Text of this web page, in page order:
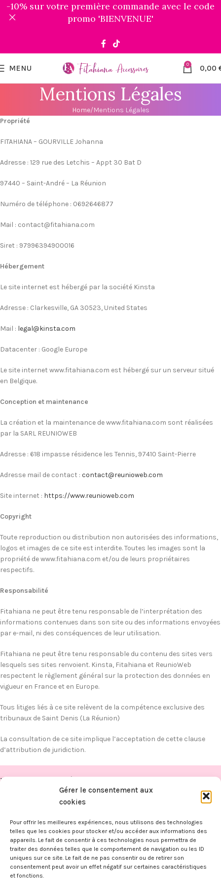
Gérer le consentement aux
cookies
Pour offrir les meilleures expériences, nous utilisons des technologies
telles que les cookies pour stocker et/ou accéder aux informations des
appareils. Le fait de consentir à ces technologies nous permettra de
traiter des données telles que le comportement de navigation ou les ID
uniques sur ce site. Le fait de ne pas consentir ou de retirer son
consentement peut avoir un effet négatif sur certaines caractéristiques
et fonctions.
MENU 0 0,00
Mentions Légales
Home Mentions Légales
Propriété
FITAHIANA – GOURVILLE Johanna
Adresse : 129 rue des Letchis – Appt 30 Bat D
97440 – Saint-André – La Réunion
Numéro de téléphone : 0692646877
Mail : contact@fitahiana.com
Siret : 97996394900016
Hébergement
Le site internet est hébergé par la société Kinsta
Adresse : Clarkesville, GA 30523, United States
Mail : legal@kinsta.com
Datacenter : Google Europe
Le site internet www.fitahiana.com est hébergé sur un serveur situé
en Belgique.
Conception et maintenance
La création et la maintenance de www.fitahiana.com sont réalisées
par la SARL REUNIOWEB
Adresse : 618 impasse résidence les Tennis, 97410 Saint-Pierre
Adresse mail de contact : contact@reunioweb.com
Site internet : https://www.reunioweb.com
Copyright
Toute reproduction ou distribution non autorisées des informations,
logos et images de ce site est interdite. Toutes les images sont la
propriété de www.fitahiana.com et/ou de leurs propriétaires
respectifs.
Responsabilité
Fitahiana ne peut être tenu responsable de l’interprétation des
informations contenues dans son site ou des informations envoyées
par e-mail, ni des conséquences de leur utilisation.
Fitahiana ne peut être tenu responsable du contenu des sites vers
lesquels ses sites renvoient. Kinsta, Fitahiana et ReunioWeb
respectent le règlement général sur la protection des données en
vigueur en France et en Europe.
Tous litiges liés à ce site relèvent de la compétence exclusive des
tribunaux de Saint Denis (La Réunion)
La consultation de ce site implique l’acceptation de cette clause
d’attribution de juridiction.
PUBLICATIONS RÉCENTES
BOUTIQUE
INFORMATIONS
FITAHIANA Mentions légales - CGV - CGU - Confidentialité -
Ce site a été financé par l’Union Européenne dans le cadre du
programme FEDER-FSE+ Réunion dont l’Autorité de gestion est la
-10% sur votre première commande avec le code
promo 'BIENVENUE'